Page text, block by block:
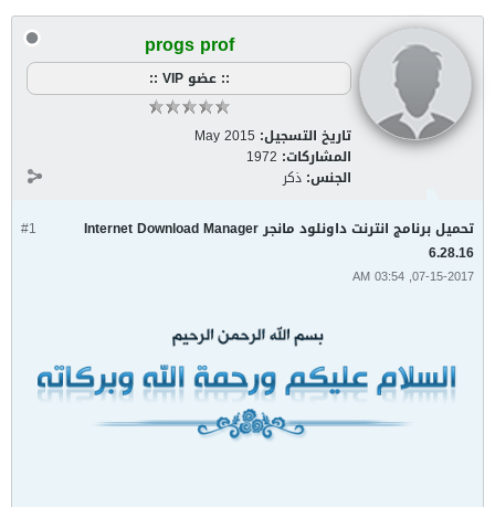
progs prof
:: عضو VIP ::
تاريخ التسجيل: May 2015
المشاركات: 1972
الجنس: ذكر
#1
تحميل برنامج انترنت داونلود مانجر Internet Download Manager
6.28.16
07-15-2017, 03:54 AM